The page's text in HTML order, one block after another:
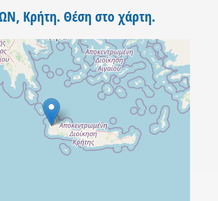
Κρήτη. Θέση στο χάρτη.